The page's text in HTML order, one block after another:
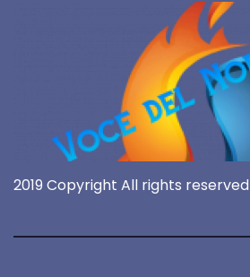
2019 Copyright All rights reserved